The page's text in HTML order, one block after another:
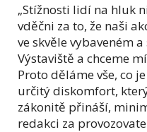
„Stížnosti lidí na hluk
vděčni za to, že naši
ve skvěle vybaveném
Výstaviště a chceme
Proto děláme vše, co
určitý diskomfort,
zákonitě přináší,
redakci za